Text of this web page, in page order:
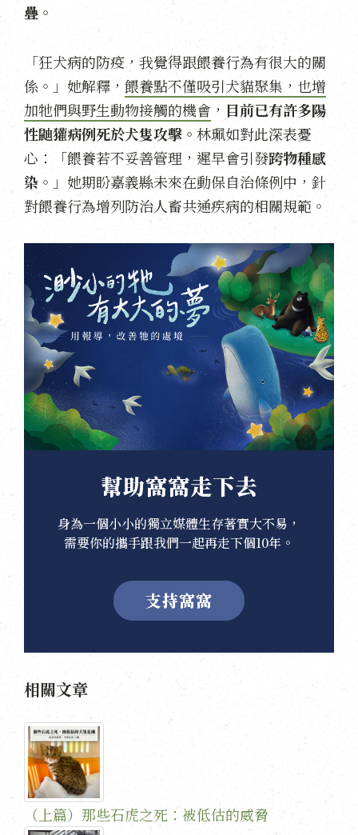
疊。
「狂犬病的防疫，我覺得跟餵養行為有很大的關
係。」她解釋， 餵養點不僅吸引犬貓聚集，也增
加牠們與野生動物接觸的機會 ， 目前已有許多陽
性鼬獾病例死於犬隻攻擊。 林珮如對此深表憂
心：「餵養若不妥善管理，遲早會引發跨物種感
染 。」她期盼嘉義縣未來在動保自治條例中，針
對餵養行為增列防治人畜共通疾病的相關規範。
幫助窩窩走下去
身為一個小小的獨立媒體生存著實大不易，
需要你的攜手跟我們一起再走下個10年。
支持窩窩
相關文章
（上篇）那些石虎之死：被低估的威脅